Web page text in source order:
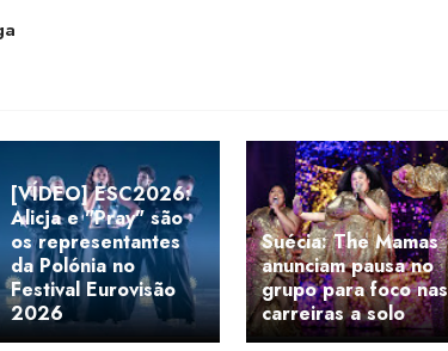
[VÍDEO] ESC2026:
Alicja e "Pray" são
os representantes
da Polónia no
Festival Eurovisão
2026
Suécia: The Mamas
anunciam pausa no
grupo para foco nas
carreiras a solo